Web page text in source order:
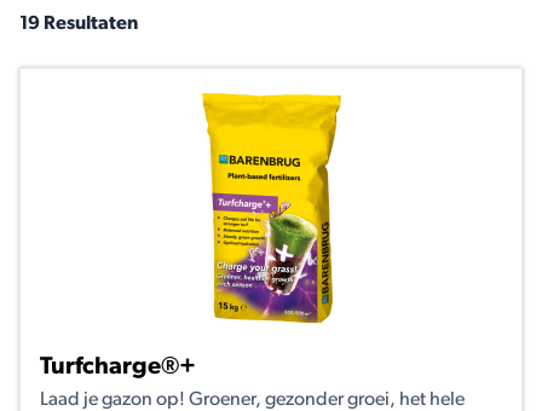
19 Resultaten
Turfcharge®+
Laad je gazon op! Groener, gezonder groei, het hele